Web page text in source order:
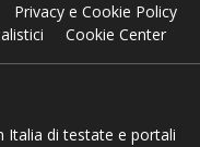
Privacy e Cookie Policy
Cookie Center
Italia di testate e portali